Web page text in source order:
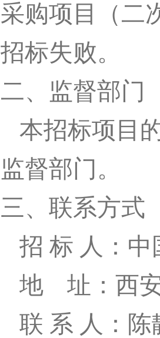
采购项目（二
招标失败。
二、监督部门
本招标项目
监督部门。
三、联系方式
招 标 人：
地
址：西
联 系 人：陈